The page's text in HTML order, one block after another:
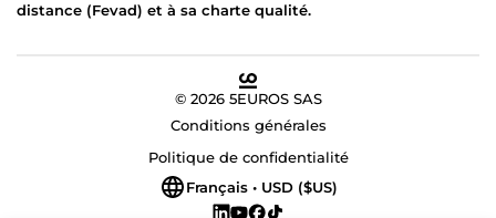
distance (Fevad) et à sa charte qualité.
© 2026 5EUROS SAS
Conditions générales
Politique de confidentialité
Français • USD ($US)